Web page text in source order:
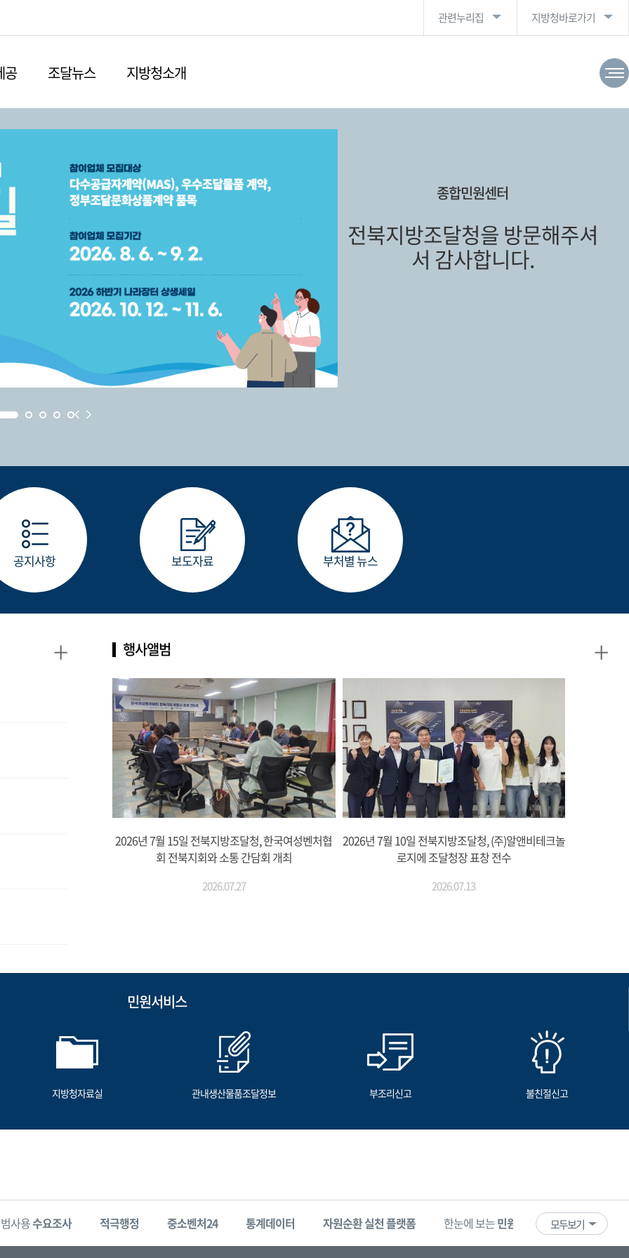
관련누리집 지방청바로가기
공 조달뉴스 지방청소개
종합민원센터
전북지방조달청을 방문해주셔
서 감사합니다.
공지사항 보도자료 부처별 뉴스
+ 행사앨범
2026년 7월 15일 전북지방조달청, 한국여성벤처협
회 전북지회와 소통 간담회 개최
2026.07.27
2026년 7월 10일 전북지방조달청, (주)알앤비테크놀
로지에 조달청장 표창 전수
2026.07.13
+
민원서비스
지방청자료실 관내생산물품조달정보 부조리신고 불친절신고
사용수요조사 적극행정 중소벤처24 통계데이터 자원순환 실천 플랫폼 한눈에 보는민원 빅데이터 기업마당
모두보기